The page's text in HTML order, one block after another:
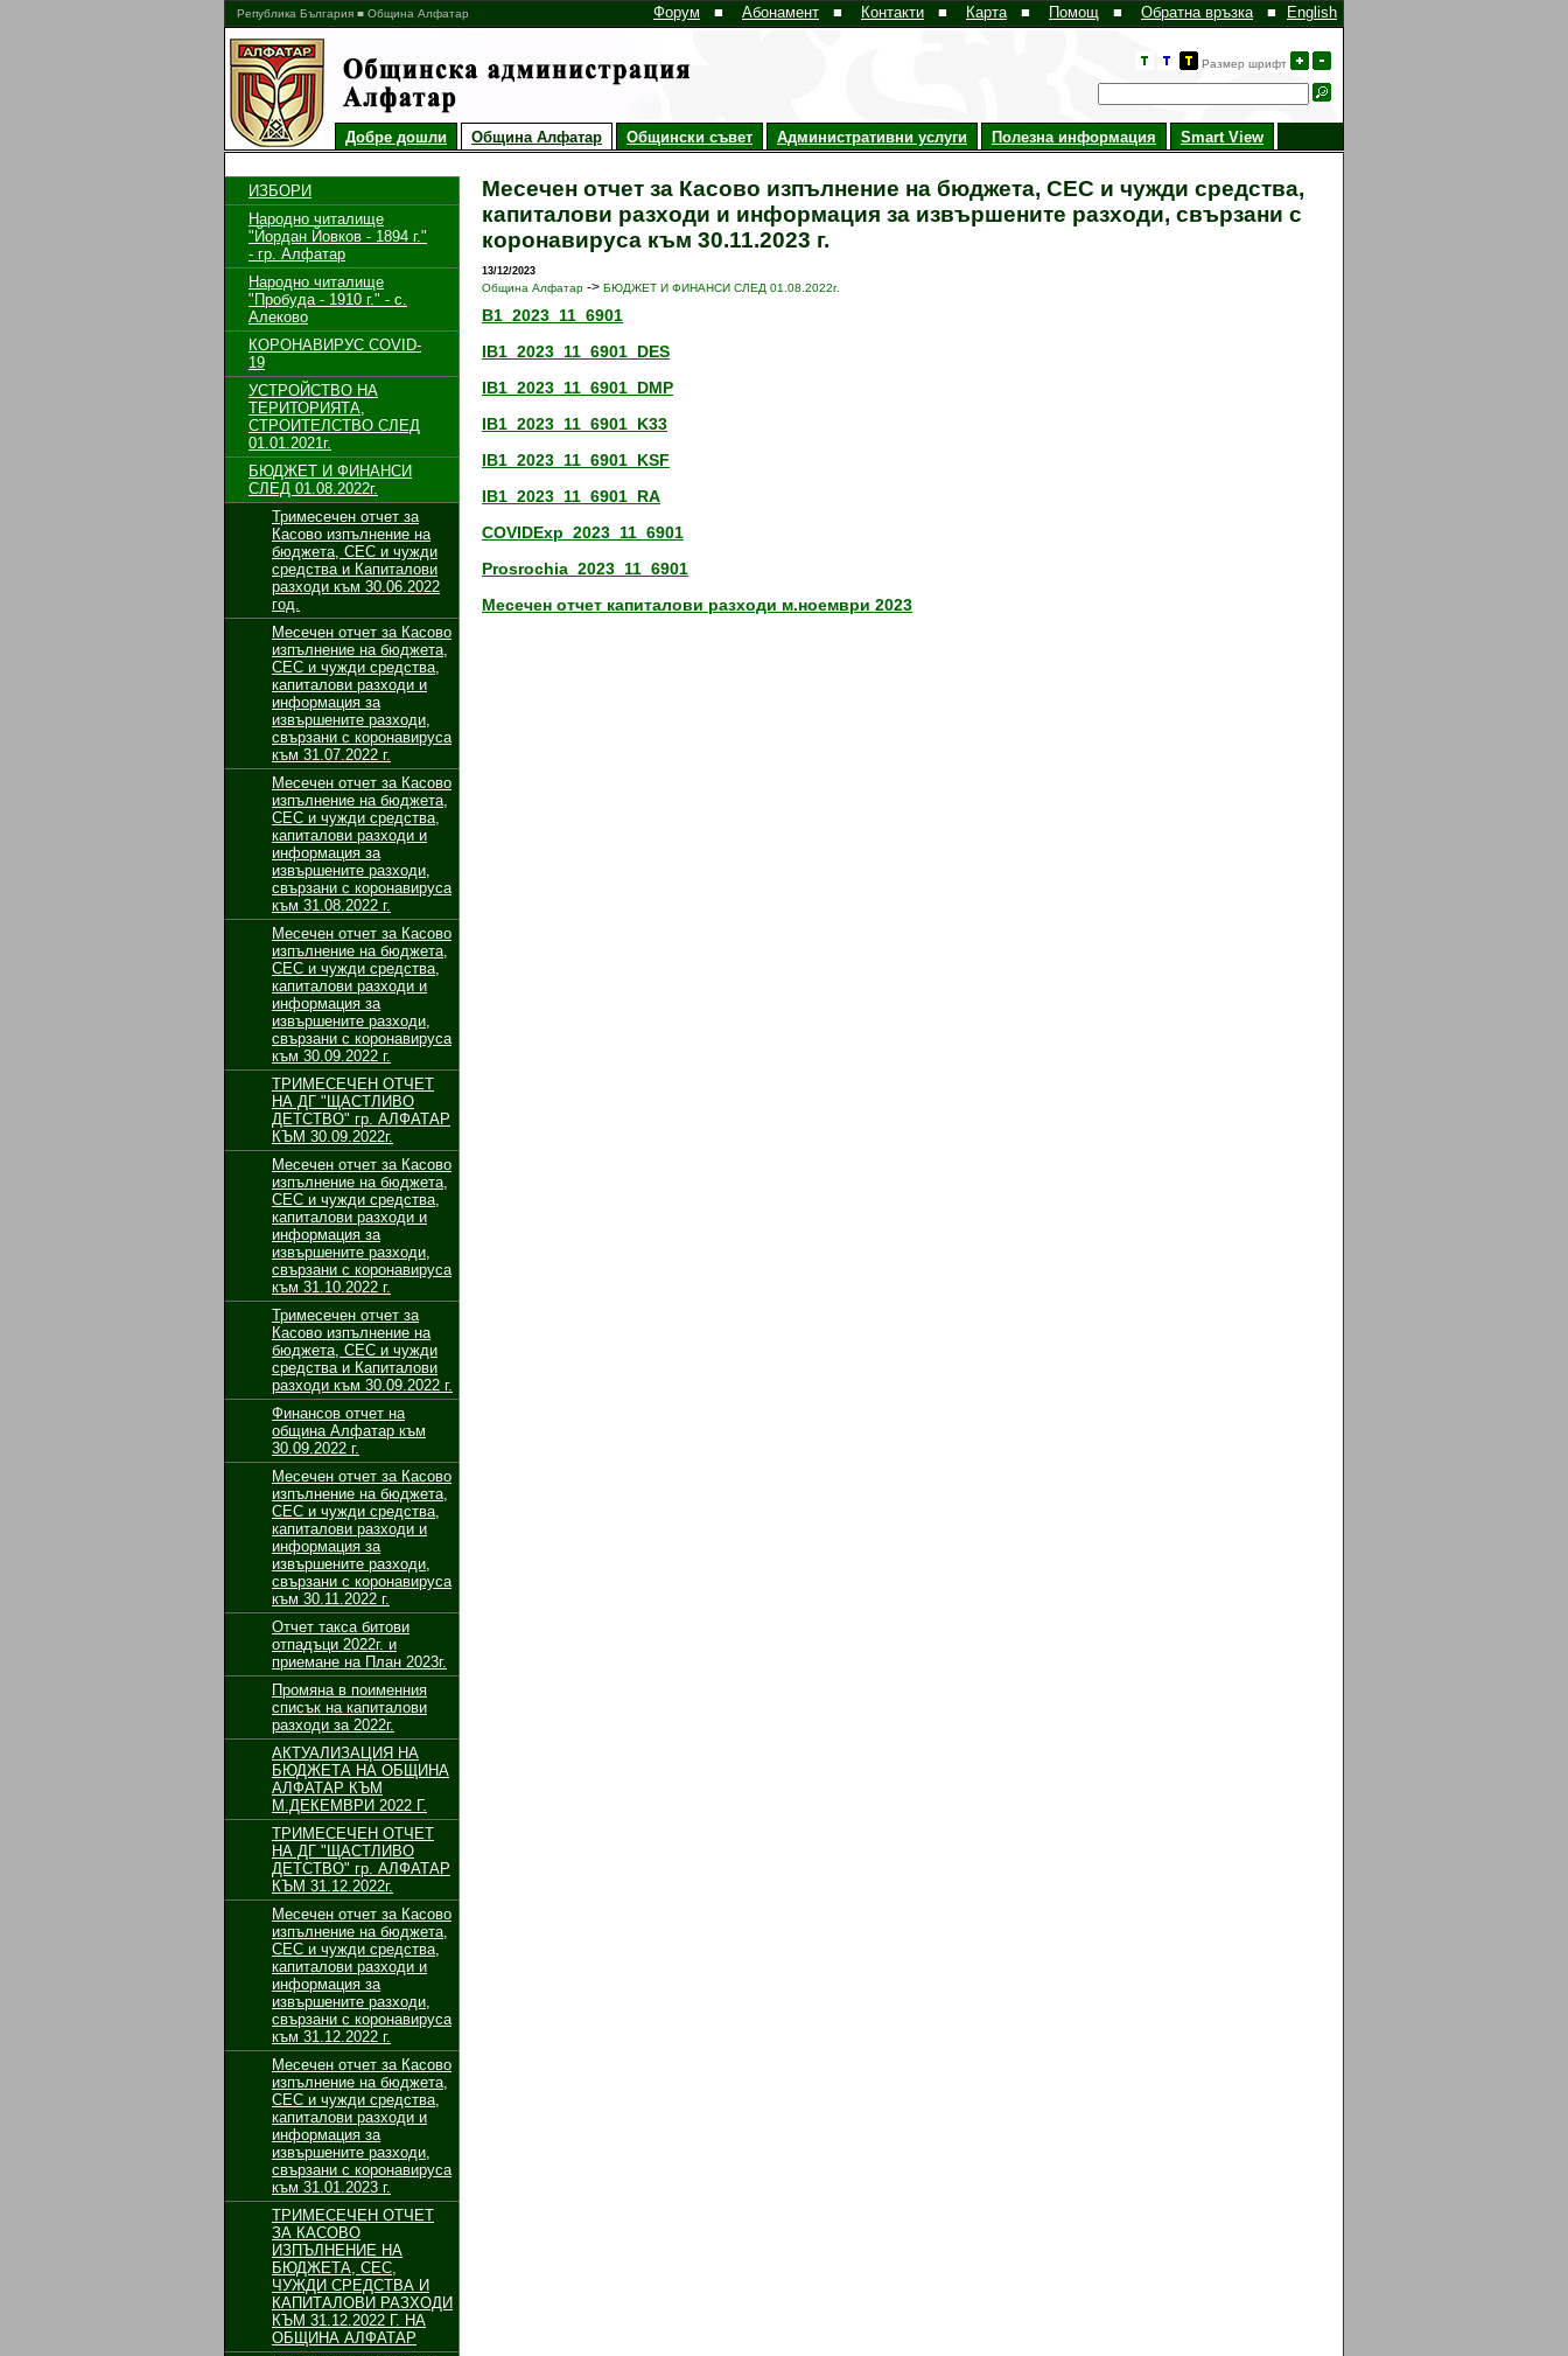
Република България ■ Община Алфатар English
Форум ■ Абонамент ■ Контакти ■ Карта ■ Помощ ■ Обратна връзка ■
Размер шрифт
Добре дошли Община Алфатар Общински съвет Административни услуги Полезна информация Smart View
ИЗБОРИ
Народно читалище
"Йордан Йовков - 1894 г."
- гр. Алфатар
Народно читалище
"Пробуда - 1910 г." - с.
Алеково
КОРОНАВИРУС COVID-
19
УСТРОЙСТВО НА
ТЕРИТОРИЯТА,
СТРОИТЕЛСТВО СЛЕД
01.01.2021г.
БЮДЖЕТ И ФИНАНСИ
СЛЕД 01.08.2022г.
Тримесечен отчет за
Касово изпълнение на
бюджета, СЕС и чужди
средства и Капиталови
разходи към 30.06.2022
год.
Месечен отчет за Касово
изпълнение на бюджета,
СЕС и чужди средства,
капиталови разходи и
информация за
извършените разходи,
свързани с коронавируса
към 31.07.2022 г.
Месечен отчет за Касово
изпълнение на бюджета,
СЕС и чужди средства,
капиталови разходи и
информация за
извършените разходи,
свързани с коронавируса
към 31.08.2022 г.
Месечен отчет за Касово
изпълнение на бюджета,
СЕС и чужди средства,
капиталови разходи и
информация за
извършените разходи,
свързани с коронавируса
към 30.09.2022 г.
ТРИМЕСЕЧЕН ОТЧЕТ
НА ДГ "ЩАСТЛИВО
ДЕТСТВО" гр. АЛФАТАР
КЪМ 30.09.2022г.
Месечен отчет за Касово
изпълнение на бюджета,
СЕС и чужди средства,
капиталови разходи и
информация за
извършените разходи,
свързани с коронавируса
към 31.10.2022 г.
Тримесечен отчет за
Касово изпълнение на
бюджета, СЕС и чужди
средства и Капиталови
разходи към 30.09.2022 г.
Финансов отчет на
община Алфатар към
30.09.2022 г.
Месечен отчет за Касово
изпълнение на бюджета,
СЕС и чужди средства,
капиталови разходи и
информация за
извършените разходи,
свързани с коронавируса
към 30.11.2022 г.
Отчет такса битови
отпадъци 2022г. и
приемане на План 2023г.
Промяна в поименния
списък на капиталови
разходи за 2022г.
АКТУАЛИЗАЦИЯ НА
БЮДЖЕТА НА ОБЩИНА
АЛФАТАР КЪМ
М.ДЕКЕМВРИ 2022 Г.
ТРИМЕСЕЧЕН ОТЧЕТ
НА ДГ "ЩАСТЛИВО
ДЕТСТВО" гр. АЛФАТАР
КЪМ 31.12.2022г.
Месечен отчет за Касово
изпълнение на бюджета,
СЕС и чужди средства,
капиталови разходи и
информация за
извършените разходи,
свързани с коронавируса
към 31.12.2022 г.
Месечен отчет за Касово
изпълнение на бюджета,
СЕС и чужди средства,
капиталови разходи и
информация за
извършените разходи,
свързани с коронавируса
към 31.01.2023 г.
ТРИМЕСЕЧЕН ОТЧЕТ
ЗА КАСОВО
ИЗПЪЛНЕНИЕ НА
БЮДЖЕТА, СЕС,
ЧУЖДИ СРЕДСТВА И
КАПИТАЛОВИ РАЗХОДИ
КЪМ 31.12.2022 Г. НА
ОБЩИНА АЛФАТАР
Месечен отчет за Касово изпълнение на бюджета, СЕС и чужди средства,
капиталови разходи и информация за извършените разходи, свързани с
коронавируса към 30.11.2023 г.
13/12/2023
Община Алфатар -> БЮДЖЕТ И ФИНАНСИ СЛЕД 01.08.2022г.
B1_2023_11_6901
IB1_2023_11_6901_DES
IB1_2023_11_6901_DMP
IB1_2023_11_6901_K33
IB1_2023_11_6901_KSF
IB1_2023_11_6901_RA
COVIDExp_2023_11_6901
Prosrochia_2023_11_6901
Месечен отчет капиталови разходи м.ноември 2023